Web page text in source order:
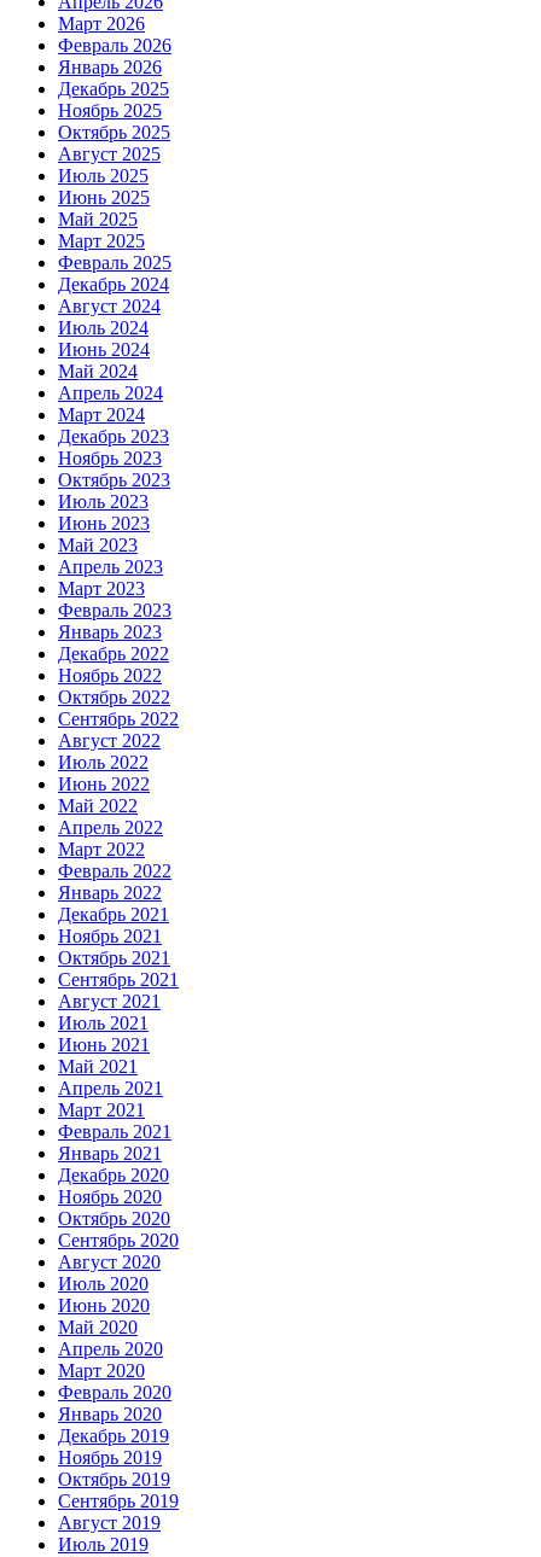
Март 2026
Февраль 2026
Январь 2026
Декабрь 2025
Ноябрь 2025
Октябрь 2025
Август 2025
Июль 2025
Июнь 2025
Май 2025
Март 2025
Февраль 2025
Декабрь 2024
Август 2024
Июль 2024
Июнь 2024
Май 2024
Апрель 2024
Март 2024
Декабрь 2023
Ноябрь 2023
Октябрь 2023
Июль 2023
Июнь 2023
Май 2023
Апрель 2023
Март 2023
Февраль 2023
Январь 2023
Декабрь 2022
Ноябрь 2022
Октябрь 2022
Сентябрь 2022
Август 2022
Июль 2022
Июнь 2022
Май 2022
Апрель 2022
Март 2022
Февраль 2022
Январь 2022
Декабрь 2021
Ноябрь 2021
Октябрь 2021
Сентябрь 2021
Август 2021
Июль 2021
Июнь 2021
Май 2021
Апрель 2021
Март 2021
Февраль 2021
Январь 2021
Декабрь 2020
Ноябрь 2020
Октябрь 2020
Сентябрь 2020
Август 2020
Июль 2020
Июнь 2020
Май 2020
Апрель 2020
Март 2020
Февраль 2020
Январь 2020
Декабрь 2019
Ноябрь 2019
Октябрь 2019
Сентябрь 2019
Август 2019
Июль 2019